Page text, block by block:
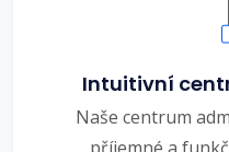
Intuitivní
Naše centrum
příjemné a